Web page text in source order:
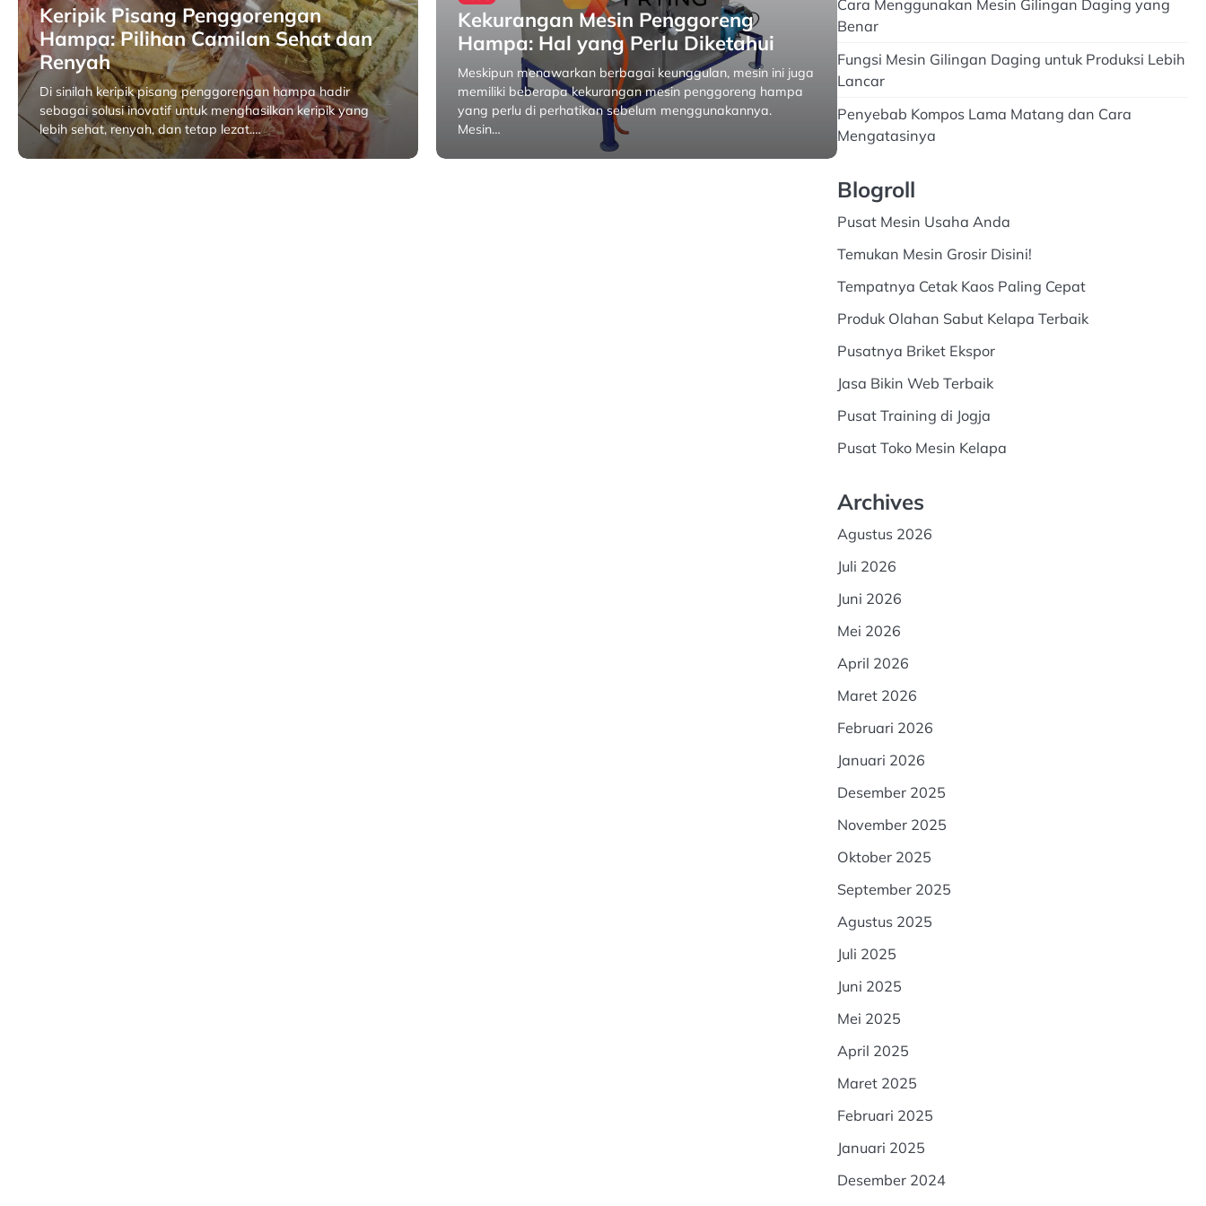
Keripik Pisang Penggorengan
Hampa: Pilihan Camilan Sehat dan
Renyah
Di sinilah keripik pisang penggorengan hampa hadir
sebagai solusi inovatif untuk menghasilkan keripik yang
lebih sehat, renyah, dan tetap lezat.…
September 29, 2025
Kekurangan Mesin Penggoreng
Hampa: Hal yang Perlu Diketahui
Meskipun menawarkan berbagai keunggulan, mesin ini juga
memiliki beberapa kekurangan mesin penggoreng hampa
yang perlu di perhatikan sebelum menggunakannya.
Mesin…
September 29, 2025
Cara Menggunakan Mesin Gilingan Daging yang
Benar
Fungsi Mesin Gilingan Daging untuk Produksi Lebih
Lancar
Penyebab Kompos Lama Matang dan Cara
Mengatasinya
Blogroll
Pusat Mesin Usaha Anda
Temukan Mesin Grosir Disini!
Tempatnya Cetak Kaos Paling Cepat
Produk Olahan Sabut Kelapa Terbaik
Pusatnya Briket Ekspor
Jasa Bikin Web Terbaik
Pusat Training di Jogja
Pusat Toko Mesin Kelapa
Archives
Agustus 2026
Juli 2026
Juni 2026
Mei 2026
April 2026
Maret 2026
Februari 2026
Januari 2026
Desember 2025
November 2025
Oktober 2025
September 2025
Agustus 2025
Juli 2025
Juni 2025
Mei 2025
April 2025
Maret 2025
Februari 2025
Januari 2025
Desember 2024